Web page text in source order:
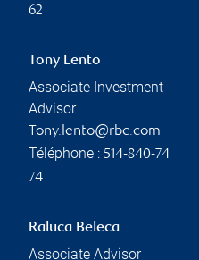
62
Tony Lento
Associate Investment
Advisor
Tony.lento@rbc.com
Téléphone : 514-840-74
74
Raluca Beleca
Associate Advisor